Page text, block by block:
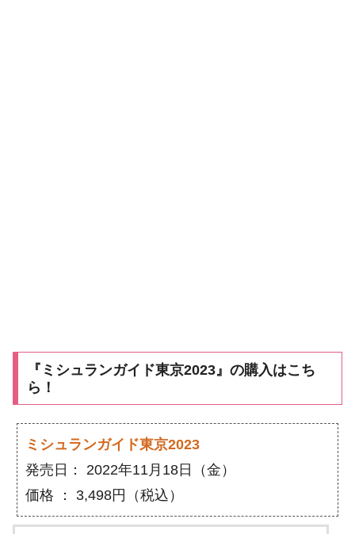
『ミシュランガイド東京2023』の購入はこち
ら！
ミシュランガイド東京2023
発売日： 2022年11月18日（金）
価格 ： 3,498円（税込）